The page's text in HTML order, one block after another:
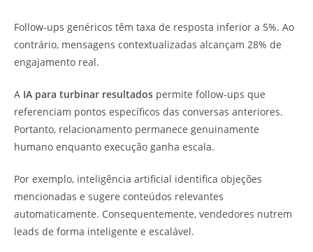
Follow-ups genéricos têm taxa de resposta inferior a 5%. Ao
contrário, mensagens contextualizadas alcançam 28% de
engajamento real.
A IA para turbinar resultados permite follow-ups que
referenciam pontos específicos das conversas anteriores.
Portanto, relacionamento permanece genuinamente
humano enquanto execução ganha escala.
Por exemplo, inteligência artificial identifica objeções
mencionadas e sugere conteúdos relevantes
automaticamente. Consequentemente, vendedores nutrem
leads de forma inteligente e escalável.